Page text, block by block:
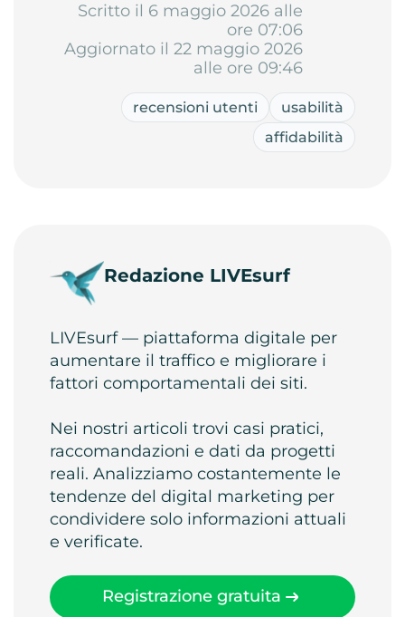
Scritto il 6 maggio 2026 alle
ore 07:06
Aggiornato il 22 maggio 2026
alle ore 09:46
recensioni utenti
usabilità
affidabilità
Redazione LIVEsurf
LIVEsurf — piattaforma digitale per
aumentare il traffico e migliorare i
fattori comportamentali dei siti.
Nei nostri articoli trovi casi pratici,
raccomandazioni e dati da progetti
reali. Analizziamo costantemente le
tendenze del digital marketing per
condividere solo informazioni attuali
e verificate.
Registrazione gratuita